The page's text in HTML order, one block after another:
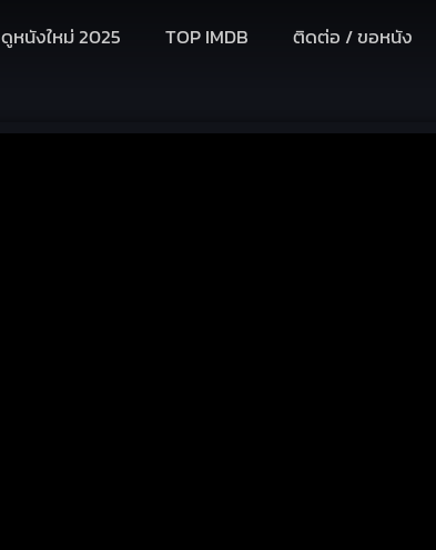
ดูหนังใหม่ 2025 TOP IMDB ติดต่อ / ขอหนัง